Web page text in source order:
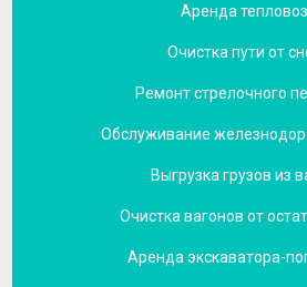
Аренда
Очистка пути от
Ремонт стрелочного
Обслуживание
Выгрузка грузов из
Очистка вагонов от
Аренда экскаватора-